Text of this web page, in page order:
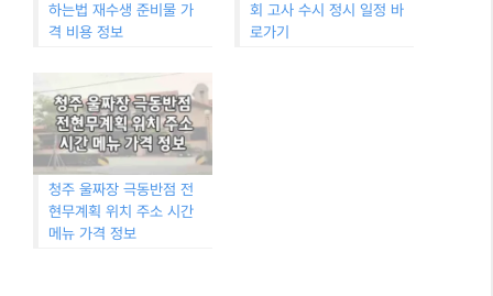
하는법 재수생 준비물 가
격 비용 정보
회 고사 수시 정시 일정 바
로가기
청주 울짜장 극동반점 전
현무계획 위치 주소 시간
메뉴 가격 정보